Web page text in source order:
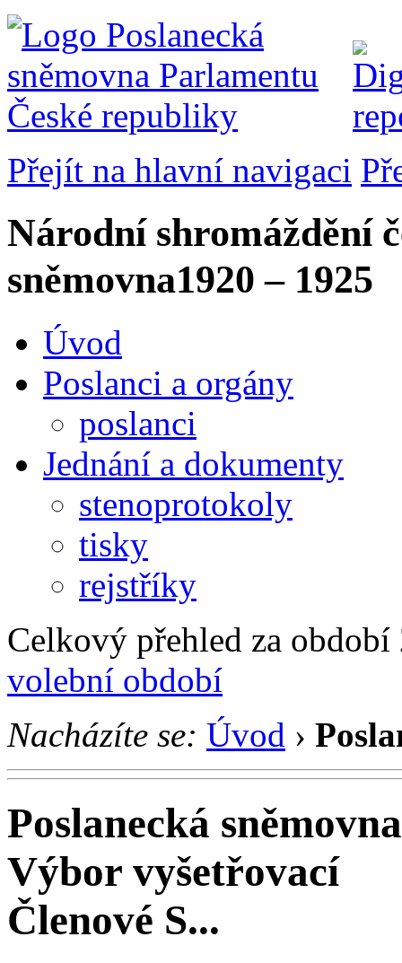
Přejít na hlavní navigaci
Národní shromáždění
sněmovna1920 – 1925
Úvod
Poslanci a orgány
poslanci
Jednání a dokumenty
stenoprotokoly
tisky
rejstříky
Celkový přehled za
volební období
Nacházíte se: Úvod ›
Poslanecká sněmovna
Výbor vyšetřovací
Členové S...